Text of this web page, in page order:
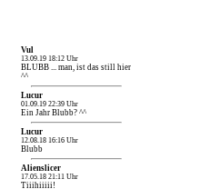
Vul
13.09.19 18:12 Uhr
BLUBB ... man, ist das still hier
^^
Lucur
01.09.19 22:39 Uhr
Ein Jahr Blubb? ^^
Lucur
12.08.18 16:16 Uhr
Blubb
Alienslicer
17.05.18 21:11 Uhr
Tiiihiiiii!